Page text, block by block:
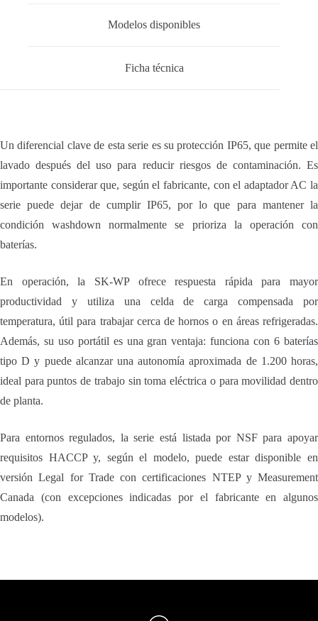
Modelos disponibles
Ficha técnica
Un diferencial clave de esta serie es su protección IP65, que permite el
lavado después del uso para reducir riesgos de contaminación. Es
importante considerar que, según el fabricante, con el adaptador AC la
serie puede dejar de cumplir IP65, por lo que para mantener la
condición washdown normalmente se prioriza la operación con
baterías.
En operación, la SK-WP ofrece respuesta rápida para mayor
productividad y utiliza una celda de carga compensada por
temperatura, útil para trabajar cerca de hornos o en áreas refrigeradas.
Además, su uso portátil es una gran ventaja: funciona con 6 baterías
tipo D y puede alcanzar una autonomía aproximada de 1.200 horas,
ideal para puntos de trabajo sin toma eléctrica o para movilidad dentro
de planta.
Para entornos regulados, la serie está listada por NSF para apoyar
requisitos HACCP y, según el modelo, puede estar disponible en
versión Legal for Trade con certificaciones NTEP y Measurement
Canada (con excepciones indicadas por el fabricante en algunos
modelos).